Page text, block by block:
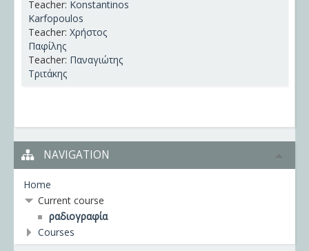
Teacher: Konstantinos
Karfopoulos
Teacher: Χρήστος
Παφίλης
Teacher: Παναγιώτης
Τριτάκης
NAVIGATION
Home
Current course
ραδιογραφία
Courses